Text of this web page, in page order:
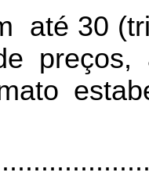
até 30